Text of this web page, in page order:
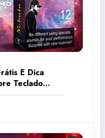
E Dica
Teclado